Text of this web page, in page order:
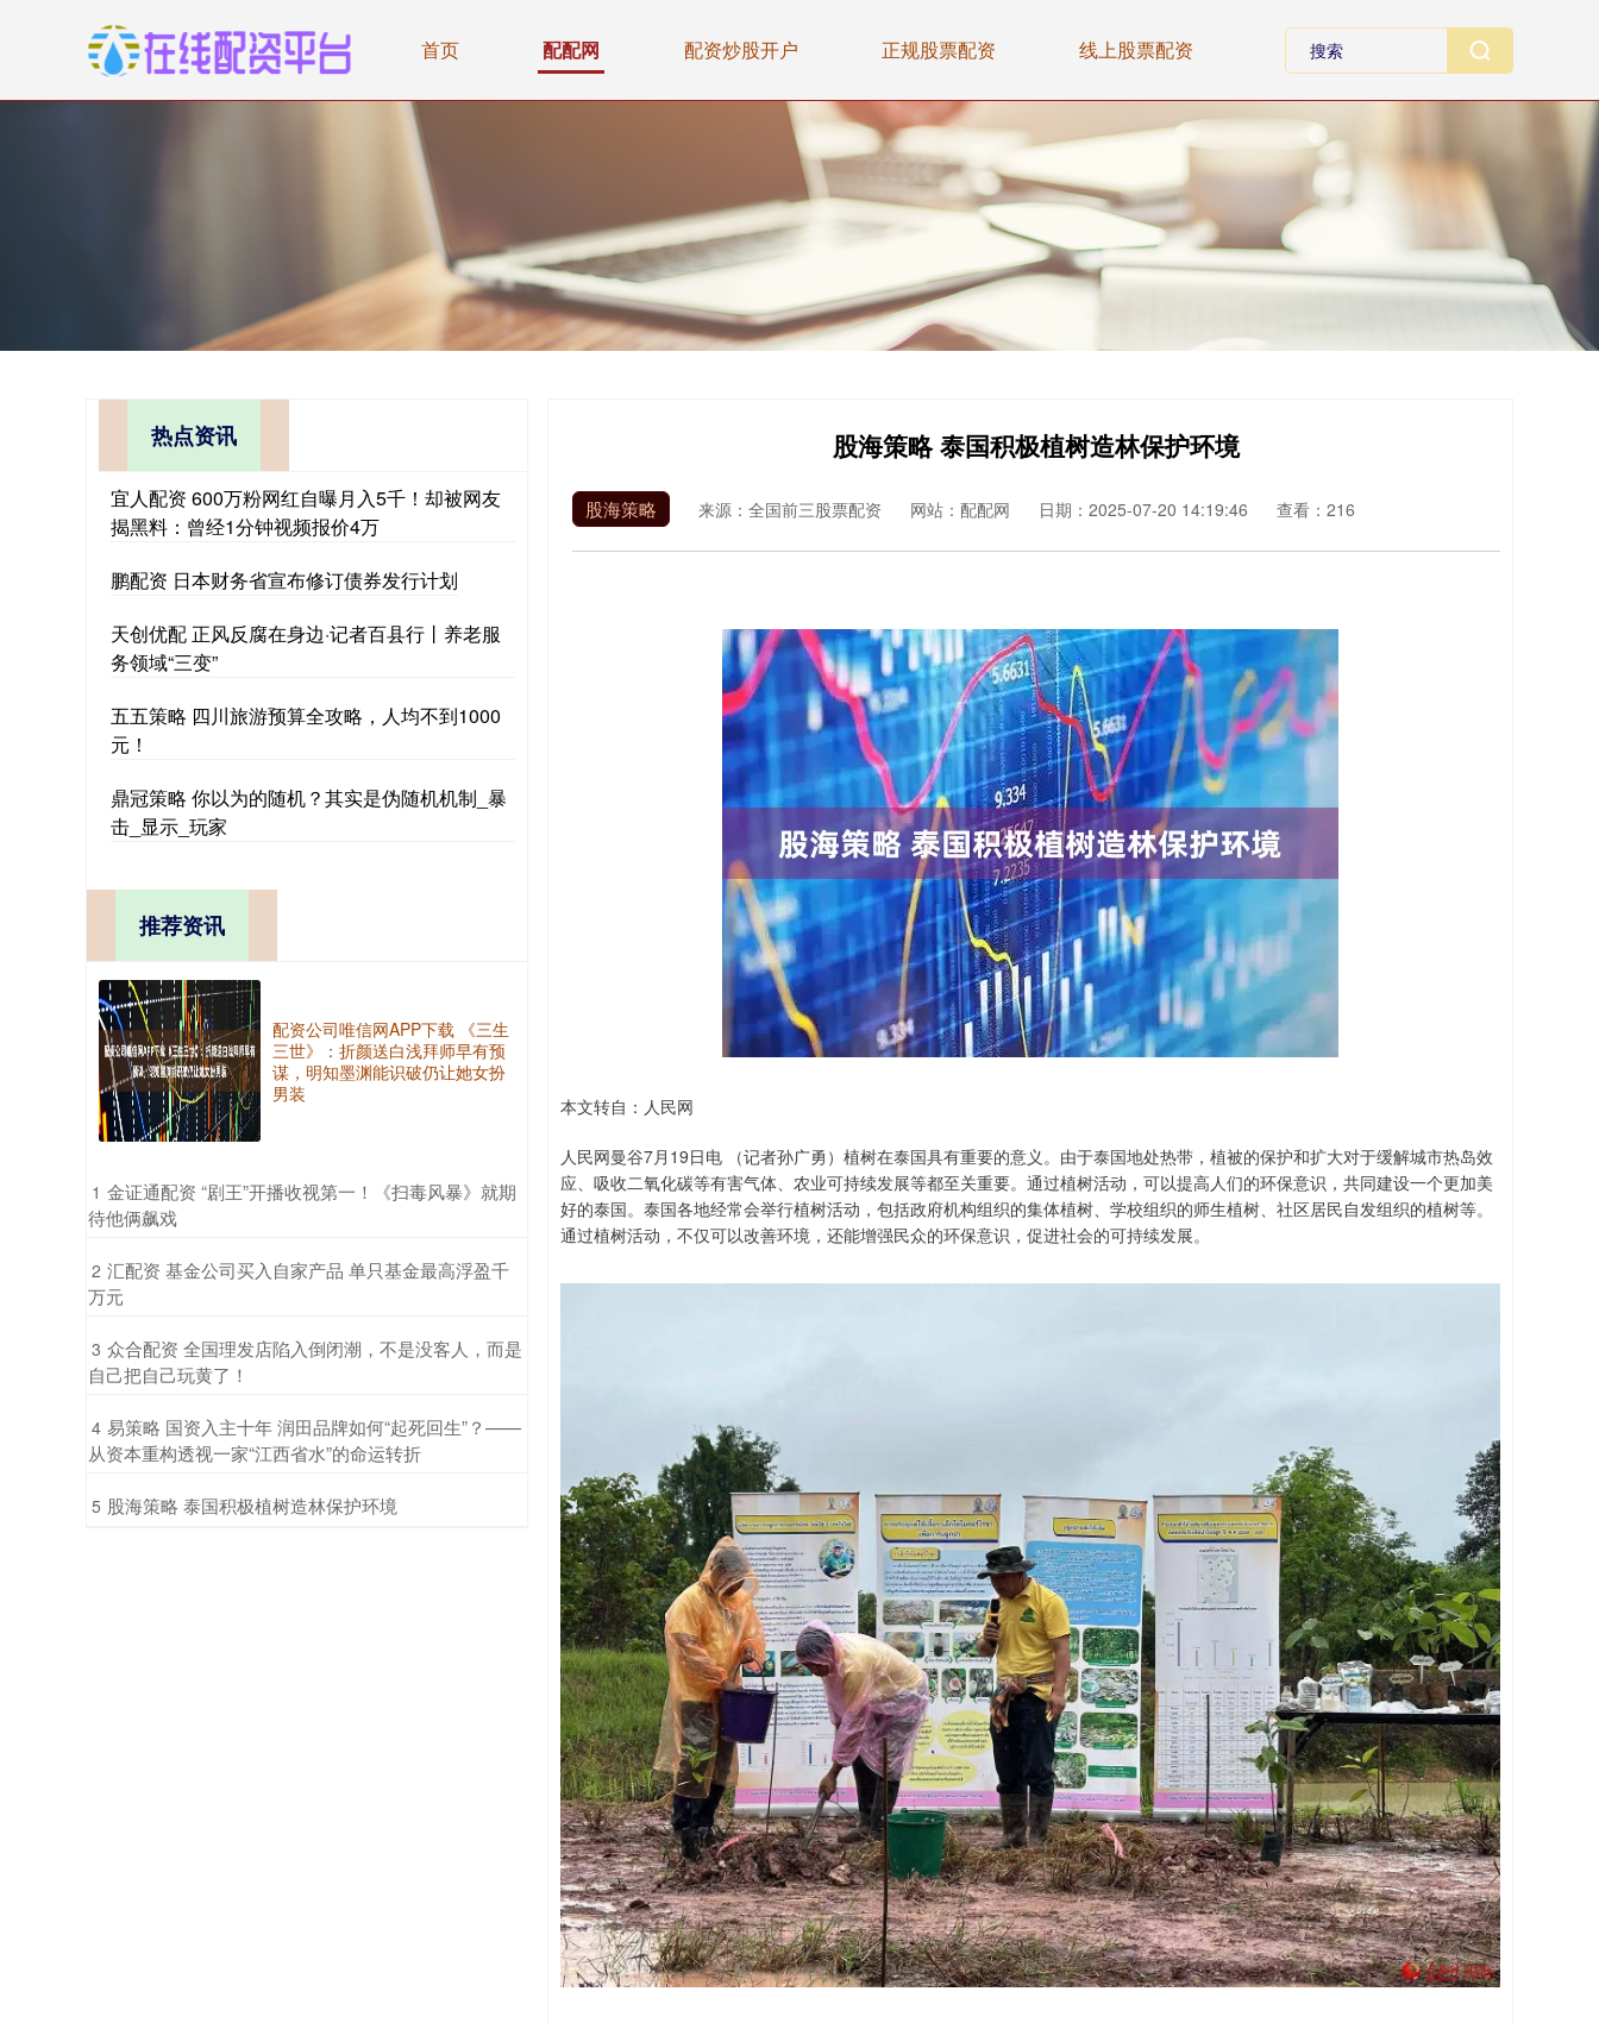
首页 配配网 配资炒股开户 正规股票配资 线上股票配资
股海策略 泰国积极植树造林保护环境
股海策略 来源：全国前三股票配资 网站：配配网 日期：2025-07-20 14:19:46 查看：216
本文转自：人民网
人民网曼谷7月19日电 （记者孙广勇）植树在泰国具有重要的意义。由于泰国地处热带，植被的保护和扩大对于缓解城市热岛效
应、吸收二氧化碳等有害气体、农业可持续发展等都至关重要。通过植树活动，可以提高人们的环保意识，共同建设一个更加美
好的泰国。泰国各地经常会举行植树活动，包括政府机构组织的集体植树、学校组织的师生植树、社区居民自发组织的植树等。
通过植树活动，不仅可以改善环境，还能增强民众的环保意识，促进社会的可持续发展。
热点资讯
宜人配资 600万粉网红自曝月入5千！却被网友
揭黑料：曾经1分钟视频报价4万
鹏配资 日本财务省宣布修订债券发行计划
天创优配 正风反腐在身边·记者百县行丨养老服
务领域“三变”
五五策略 四川旅游预算全攻略，人均不到1000
元！
鼎冠策略 你以为的随机？其实是伪随机机制_暴
击_显示_玩家
推荐资讯
配资公司唯信网APP下载 《三生
三世》：折颜送白浅拜师早有预
谋，明知墨渊能识破仍让她女扮
男装
1 ​金证通配资 “剧王”开播收视第一！《扫毒风暴》就期
待他俩飙戏
2 ​汇配资 基金公司买入自家产品 单只基金最高浮盈千
万元
3 ​众合配资 全国理发店陷入倒闭潮，不是没客人，而是
自己把自己玩黄了！
4 ​易策略 国资入主十年 润田品牌如何“起死回生”？——
从资本重构透视一家“江西省水”的命运转折
5 ​股海策略 泰国积极植树造林保护环境